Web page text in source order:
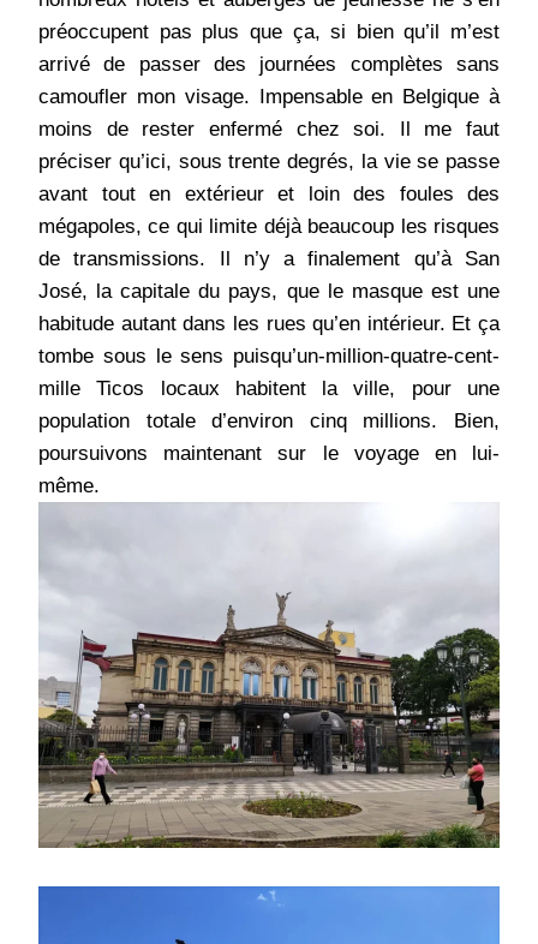
préoccupent pas plus que ça, si bien qu’il m’est
arrivé de passer des journées complètes sans
camoufler mon visage. Impensable en Belgique à
moins de rester enfermé chez soi. Il me faut
préciser qu’ici, sous trente degrés, la vie se passe
avant tout en extérieur et loin des foules des
mégapoles, ce qui limite déjà beaucoup les risques
de transmissions. Il n’y a finalement qu’à San
José, la capitale du pays, que le masque est une
habitude autant dans les rues qu’en intérieur. Et ça
tombe sous le sens puisqu’un-million-quatre-cent-
mille Ticos locaux habitent la ville, pour une
population totale d’environ cinq millions. Bien,
poursuivons maintenant sur le voyage en lui-
même.